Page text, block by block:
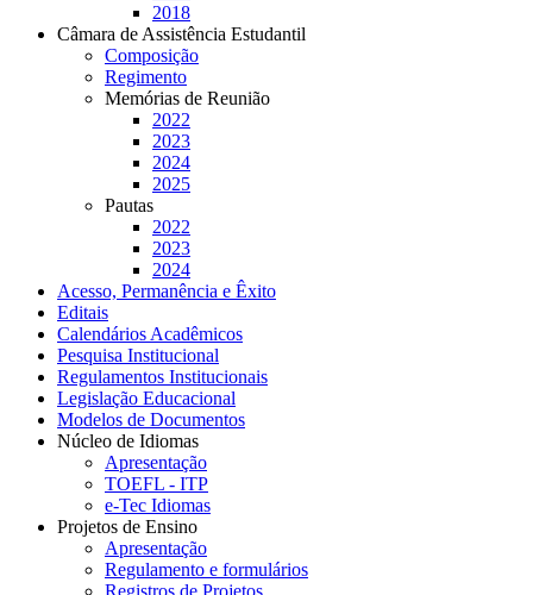
2018
Câmara de Assistência Estudantil
Composição
Regimento
Memórias de Reunião
2022
2023
2024
2025
Pautas
2022
2023
2024
Acesso, Permanência e Êxito
Editais
Calendários Acadêmicos
Pesquisa Institucional
Regulamentos Institucionais
Legislação Educacional
Modelos de Documentos
Núcleo de Idiomas
Apresentação
TOEFL - ITP
e-Tec Idiomas
Projetos de Ensino
Apresentação
Regulamento e formulários